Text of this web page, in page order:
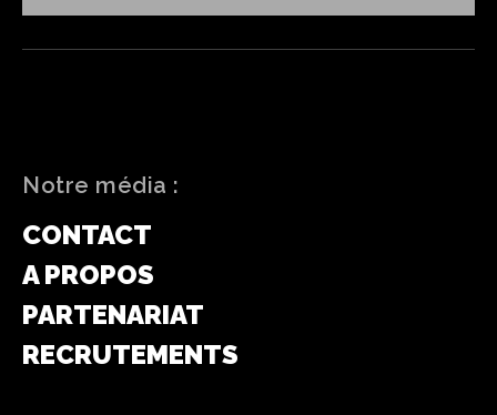
Notre média :
CONTACT
A PROPOS
PARTENARIAT
RECRUTEMENTS